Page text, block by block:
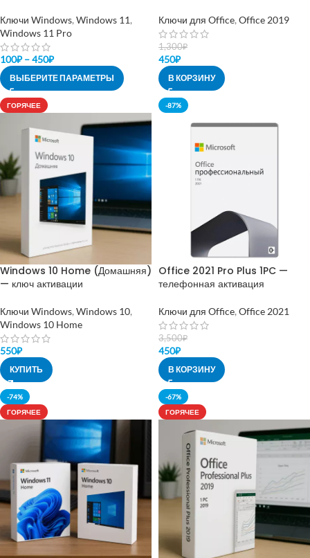
Ключи Windows, Windows 11,
Windows 11 Pro
100₽ –450₽
ВЫБЕРИТЕ ПАРАМЕТРЫ
Ключи для Office, Office 2019
1,300₽
450₽
В КОРЗИНУ
ГОРЯЧЕЕ
Windows 10 Home (Домашняя)
— ключ активации
Ключи Windows, Windows 10,
Windows 10 Home
550₽
КУПИТЬ
-87%
Office 2021 Pro Plus 1PC —
телефонная активация
Ключи для Office, Office 2021
3,500₽
450₽
В КОРЗИНУ
-74%
ГОРЯЧЕЕ
-67%
ГОРЯЧЕЕ